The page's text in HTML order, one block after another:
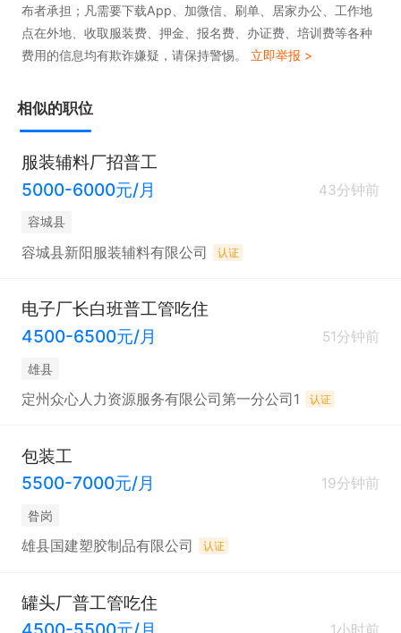
布者承担；凡需要下载App、加微信、刷单、居家办公、工作地
点在外地、收取服装费、押金、报名费、办证费、培训费等各种
费用的信息均有欺诈嫌疑，请保持警惕。 立即举报 >
相似的职位
服装辅料厂招普工
5000-6000元/月
43分钟前
容城县
容城县新阳服装辅料有限公司 认证
电子厂长白班普工管吃住
4500-6500元/月
51分钟前
雄县
定州众心人力资源服务有限公司第一分公司1 认证
包装工
5500-7000元/月
19分钟前
昝岗
雄县国建塑胶制品有限公司 认证
罐头厂普工管吃住